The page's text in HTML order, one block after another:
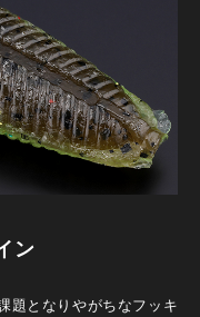
ン
題となりやがちなフッキ